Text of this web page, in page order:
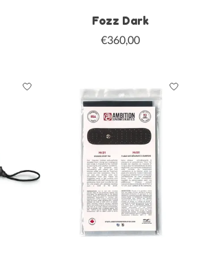
Fozz Dark
€360,00